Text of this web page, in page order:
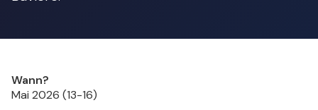
Wann?
Mai 2026 (13-16)